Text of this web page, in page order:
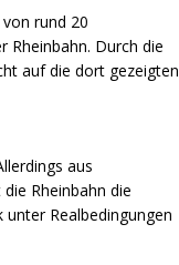
rund 20
Rheinbahn. Durch die
auf die dort gezeigten
aus
Rheinbahn die
Realbedingungen